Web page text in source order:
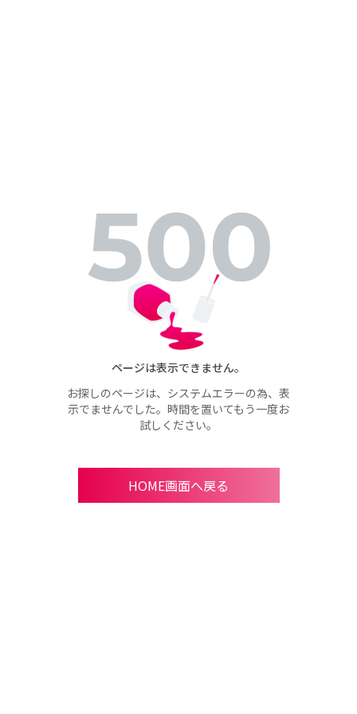
ページは表示できません。
お探しのページは、システムエラーの為、表
示でませんでした。時間を置いてもう一度お
試しください。
HOME画面へ戻る